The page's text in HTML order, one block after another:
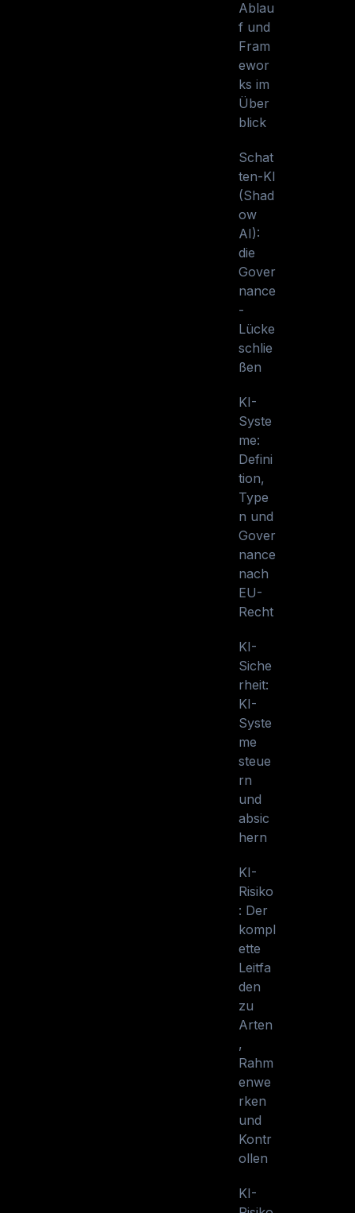
Ablau
f und
Fram
ewor
ks im
Über
blick
Schat
ten-KI
(Shad
ow
AI):
die
Gover
nance
-
Lücke
schlie
ßen
KI-
Syste
me:
Defini
tion,
Type
n und
Gover
nance
nach
EU-
Recht
KI-
Siche
rheit:
KI-
Syste
me
steue
rn
und
absic
hern
KI-
Risiko
: Der
kompl
ette
Leitfa
den
zu
Arten
,
Rahm
enwe
rken
und
Kontr
ollen
KI-